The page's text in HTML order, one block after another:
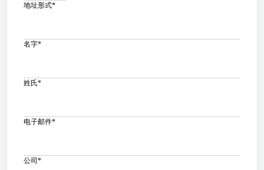
地址形式*
名字*
姓氏*
电子邮件*
公司 *